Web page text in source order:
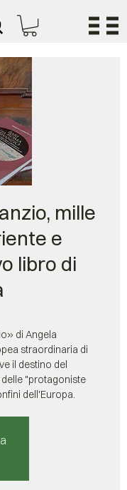
mille
e
libro di
di Angela
straordinaria di
il destino del
"protagoniste
dell'Europa.